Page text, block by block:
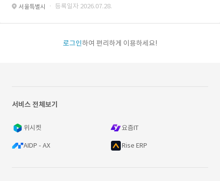
서울특별시 · 등록일자 2026.07.28.
로그인하여 편리하게 이용하세요!
서비스 전체보기
위시켓 요즘IT
AIDP - AX Rise ERP